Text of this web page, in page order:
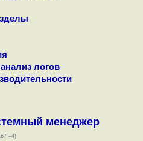
логов
менеджер
–4)